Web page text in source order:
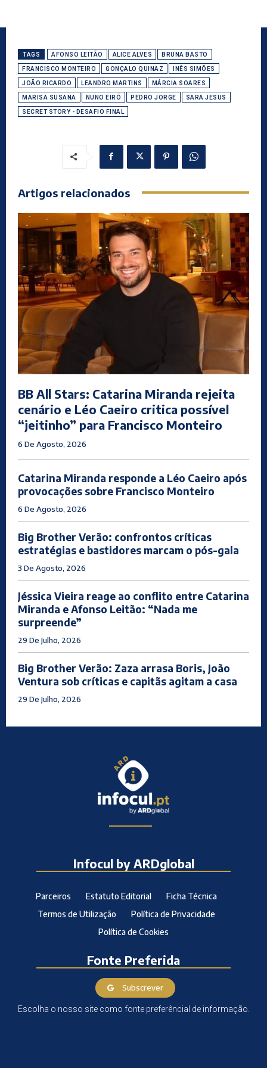
TAGS AFONSO LEITÃO ALICE ALVES BRUNA BASTO
FRANCISCO MONTEIRO GONÇALO QUINAZ INÊS SIMÕES
JOÃO RICARDO LEANDRO MARTINS MÁRCIA SOARES
MARISA SUSANA NUNO EIRÓ PEDRO JORGE SARA JESUS
SECRET STORY - DESAFIO FINAL
Artigos relacionados
BB All Stars: Catarina Miranda rejeita
cenário e Léo Caeiro critica possível
“jeitinho” para Francisco Monteiro
6 De Agosto, 2026
Catarina Miranda responde a Léo Caeiro após
provocações sobre Francisco Monteiro
6 De Agosto, 2026
Big Brother Verão: confrontos críticas
estratégias e bastidores marcam o pós-gala
3 De Agosto, 2026
Jéssica Vieira reage ao conflito entre Catarina
Miranda e Afonso Leitão: “Nada me
surpreende”
29 De Julho, 2026
Big Brother Verão: Zaza arrasa Boris, João
Ventura sob críticas e capitãs agitam a casa
29 De Julho, 2026
Infocul by ARDglobal
Parceiros Estatuto Editorial
Ficha Técnica
Termos de Utilização
Política de Privacidade
Política de Cookies
Fonte Preferida
Subscrever
Escolha o nosso site como fonte preferêncial de informação.